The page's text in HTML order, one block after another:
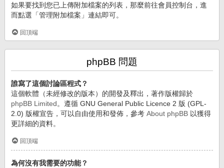
如果要找到您已上傳附加檔案的列表，那麼前往會員控制台，進
而點選「管理附加檔案」連結即可。
回頂端
phpBB 問題
誰寫了這個討論區程式？
這個軟體（未經修改的版本）的開發及釋出，著作版權歸於
phpBB Limited。遵循 GNU General Public Licence 2 版 (GPL-
2.0) 版權宣告，可以自由使用和發佈，參考 About phpBB 以獲得
更詳細的資料。
回頂端
為何沒有我需要的功能？